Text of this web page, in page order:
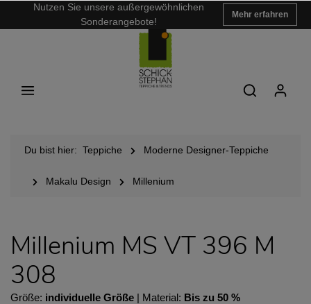
Nutzen Sie unsere außergewöhnlichen
Sonderangebote!
Mehr erfahren
Du bist hier: Teppiche Moderne Designer-Teppiche
Makalu Design Millenium
Millenium MS VT 396 M
308
Größe: individuelle Größe | Material: Bis zu 50 %